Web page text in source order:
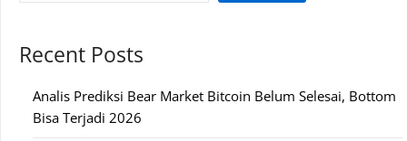
Recent Posts
Analis Prediksi Bear Market Bitcoin Belum Selesai, Bottom
Bisa Terjadi 2026